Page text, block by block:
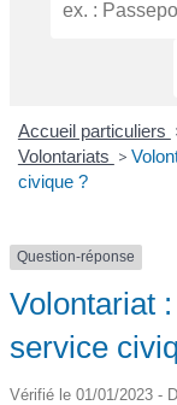
Accueil particuliers
Volontariats >
civique ?
Question-réponse
Volontariat
service
Vérifié le 01/01/2023 -